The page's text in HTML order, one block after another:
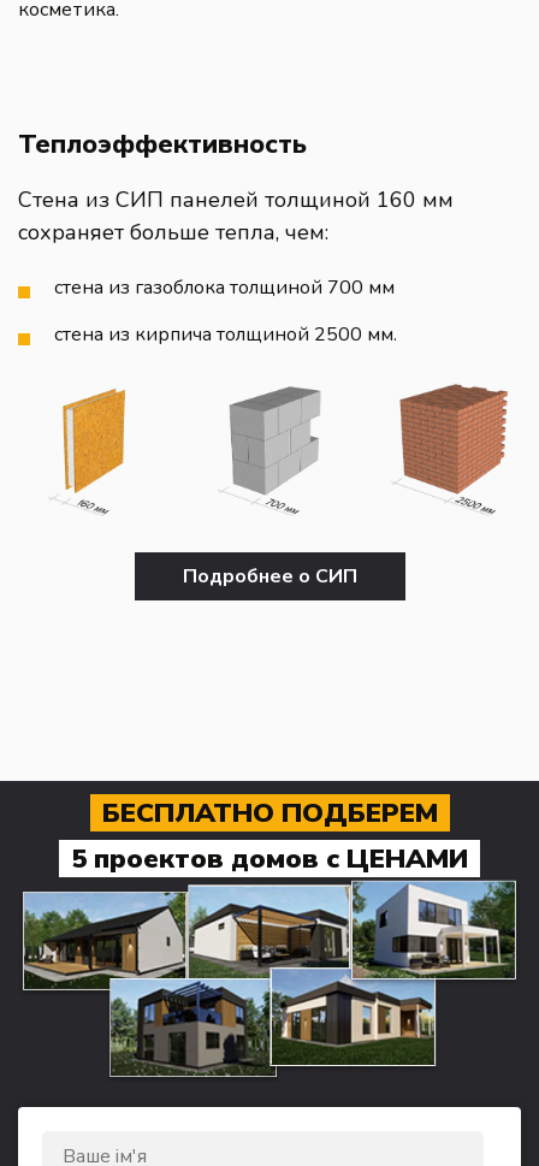
косметика.
Теплоэффективность
Стена из СИП панелей толщиной 160 мм
сохраняет больше тепла, чем:
стена из газоблока толщиной 700 мм
стена из кирпича толщиной 2500 мм.
Подробнее о СИП
БЕСПЛАТНО ПОДБЕРЕМ
5 проектов домов с ЦЕНАМИ